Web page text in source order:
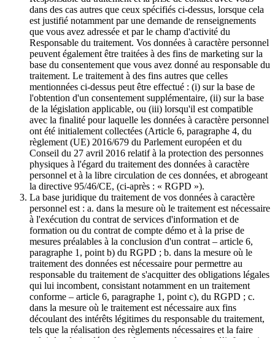
dans des cas autres que ceux spécifiés ci-dessus, lorsque cela
est justifié notamment par une demande de renseignements
que vous avez adressée et par le champ d'activité du
Responsable du traitement. Vos données à caractère personnel
peuvent également être traitées à des fins de marketing sur la
base du consentement que vous avez donné au responsable du
traitement. Le traitement à des fins autres que celles
mentionnées ci-dessus peut être effectué : (i) sur la base de
l'obtention d'un consentement supplémentaire, (ii) sur la base
de la législation applicable, ou (iii) lorsqu'il est compatible
avec la finalité pour laquelle les données à caractère personnel
ont été initialement collectées (Article 6, paragraphe 4, du
règlement (UE) 2016/679 du Parlement européen et du
Conseil du 27 avril 2016 relatif à la protection des personnes
physiques à l'égard du traitement des données à caractère
personnel et à la libre circulation de ces données, et abrogeant
la directive 95/46/CE, (ci-après : « RGPD »).
La base juridique du traitement de vos données à caractère
personnel est : a. dans la mesure où le traitement est nécessaire
à l'exécution du contrat de services d'information et de
formation ou du contrat de compte démo et à la prise de
mesures préalables à la conclusion d'un contrat – article 6,
paragraphe 1, point b) du RGPD ; b. dans la mesure où le
traitement des données est nécessaire pour permettre au
responsable du traitement de s'acquitter des obligations légales
qui lui incombent, consistant notamment en un traitement
conforme – article 6, paragraphe 1, point c), du RGPD ; c.
dans la mesure où le traitement est nécessaire aux fins
découlant des intérêts légitimes du responsable du traitement,
tels que la réalisation des règlements nécessaires et la faire